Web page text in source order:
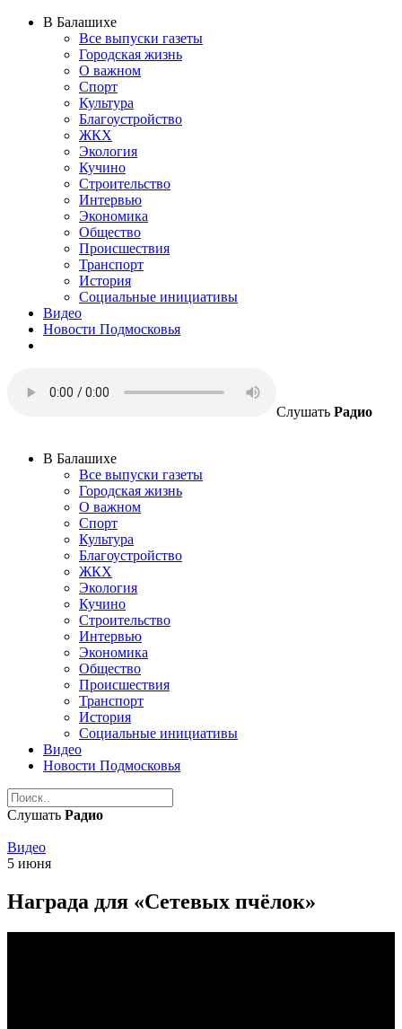
В Балашихе
Все выпуски газеты
Городская жизнь
О важном
Спорт
Культура
Благоустройство
ЖКХ
Экология
Кучино
Строительство
Интервью
Экономика
Общество
Происшествия
Транспорт
История
Социальные инициативы
Видео
Новости Подмосковья
Слушать Радио
В Балашихе
Все выпуски газеты
Городская жизнь
О важном
Спорт
Культура
Благоустройство
ЖКХ
Экология
Кучино
Строительство
Интервью
Экономика
Общество
Происшествия
Транспорт
История
Социальные инициативы
Видео
Новости Подмосковья
Слушать Радио
Видео
5 июня
Награда для «Сетевых пчёлок»